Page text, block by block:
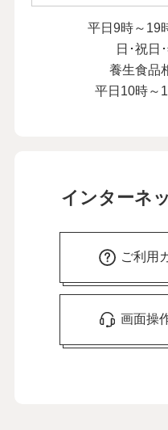
平日9時～19
日･祝日
養生食品
平日10時～
インターネ
ご利用
画面操